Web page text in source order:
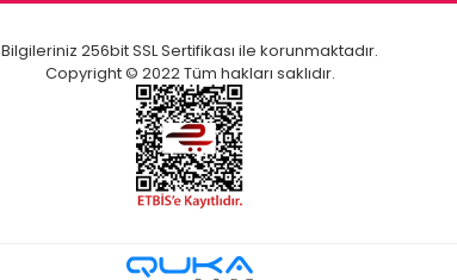
Bilgileriniz 256bit SSL Sertifikası ile korunmaktadır.
Copyright © 2022 Tüm hakları saklıdır.